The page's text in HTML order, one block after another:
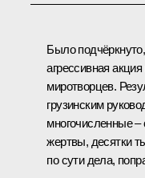
Было
агрессивная
миротворцев.
грузинским
многочисленные –
жертвы, десятки
по сути дела,